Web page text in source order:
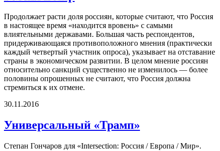
Продолжает расти доля россиян, которые считают, что Россия
в настоящее время «находится вровень» с самыми
влиятельными державами. Большая часть респондентов,
придерживающаяся противоположного мнения (практически
каждый четвертый участник опроса), указывает на отставание
страны в экономическом развитии. В целом мнение россиян
относительно санкций существенно не изменилось — более
половины опрошенных не считают, что Россия должна
стремиться к их отмене.
30.11.2016
Универсальный «Трамп»
Степан Гончаров для «Intersection: Россия / Европа / Мир».